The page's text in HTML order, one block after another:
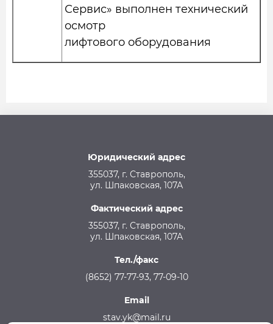
Сервис» выполнен технический
осмотр
лифтового оборудования
Юридический адрес
355037, г. Ставрополь,
ул. Шпаковская, 107А
Фактический адрес
355037, г. Ставрополь,
ул. Шпаковская, 107А
Тел./факс
(8652) 77-77-93, 77-09-10
Email
stav.yk@mail.ru